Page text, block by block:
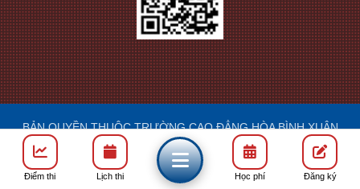
BẢN QUYỀN THUỘC TRƯỜNG CAO ĐẲNG HÒA BÌNH XUÂN
LỘC
DESIGN: FRANCIS
Điểm thi Lịch thi Học phí Đăng ký